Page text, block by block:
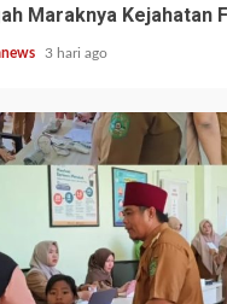
Maraknya Kejahatan
3 hari ago